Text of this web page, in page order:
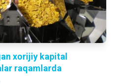
xorijiy kapital
raqamlarda